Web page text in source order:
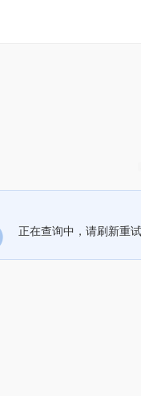
正在查询中，请刷新重试